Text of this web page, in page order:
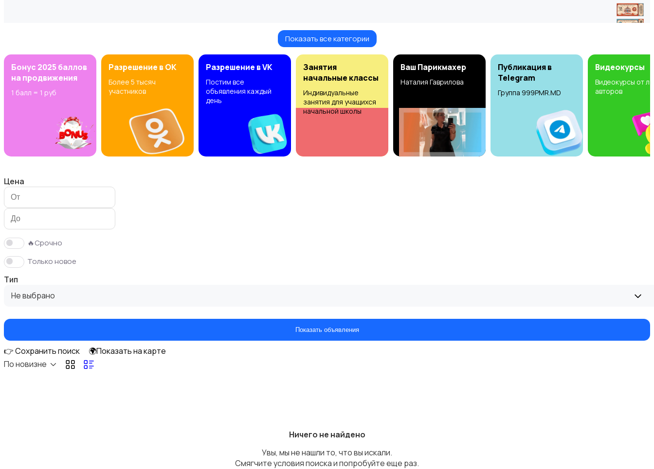
Другое2
Настольные игры
Музыкальные инструменты
Музыка
Материалы для творчества
Показать все категории
Бонус 2025 баллов
на продвижения
1 балл = 1 руб
Разрешение в OK
Более 5 тысяч
участников
Разрешение в VK
Постим все
объявления каждый
день
Занятия
начальные классы
Индивидуальные
занятия для учащихся
начальной школы
Ваш Парикмахер
Наталия Гаврилова
Публикация в
Telegram
Группа 999PMR.MD
Видеокурсы
Видеокурсы от
авторов
Цена
🔥Срочно
Только новое
Тип
Не выбрано
Показать объявления
👉 Сохранить поиск
🌍Показать на карте
По новизне
Ничего не найдено
Увы, мы не нашли то, что вы искали.
Смягчите условия поиска и попробуйте еще раз.